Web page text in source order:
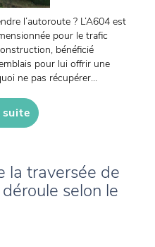
l’autoroute ? L’A604 est
pour le trafic
bénéficié
pour lui offrir une
ne pas récupérer...
la traversée de
selon le